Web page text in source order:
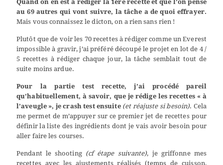
Quand on en est à rédiger la 1ère recette et que l’on pense
au 69 autres qui vont suivre, la tâche a de quoi effrayer.
Mais vous connaissez le dicton, on a rien sans rien !
Plutôt que de voir les 70 recettes à rédiger comme un Everest
impossible à gravir, j’ai préféré découpé le projet en lot de 4 /
5 recettes à rédiger chaque jour, la tâche semblait tout de
suite moins ardue.
Pour la partie test recette, j’ai procédé pareil
qu’habituellement, à savoir, que je rédige les recettes « à
l’aveugle », je crash test ensuite (et réajuste si besoin). Cela
me permet de m’appuyer sur ce premier jet de recettes pour
définir la liste des ingrédients dont je vais avoir besoin pour
aller faire les courses.
Pendant le shooting (cf étape suivante), je griffonne mes
recettes avec les ajustements réalisés (temps de cuisson,